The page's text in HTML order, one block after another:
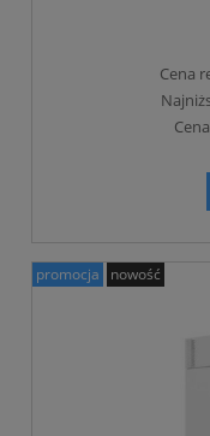
Cena
promocja nowość